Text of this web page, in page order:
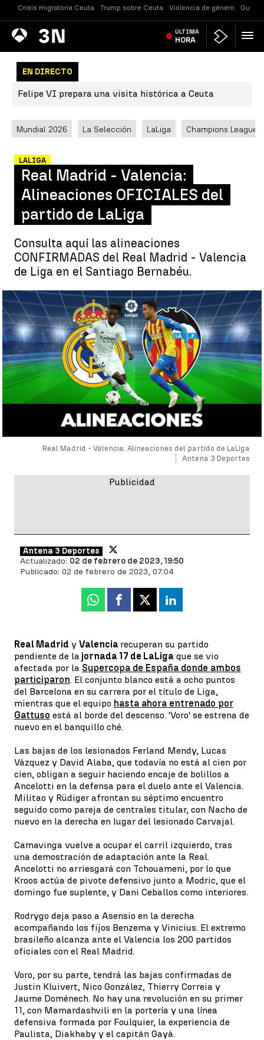
Crisis migratoria Ceuta Trump sobre Ceuta Violencia de género
Antena
3 Noticias ÚLTIMA
HORA
EN DIRECTO
Felipe VI prepara una visita histórica a Ceuta
Mundial 2026 La Selección LaLiga Champions League
LALIGA
Real Madrid - Valencia:
Alineaciones OFICIALES del
partido de LaLiga
Consulta aquí las alineaciones
CONFIRMADAS del Real Madrid - Valencia
de Liga en el Santiago Bernabéu.
Real Madrid - Valencia: Alineaciones del partido de LaLiga
Antena 3 Deportes
Antena 3 Deportes
Actualizado: 02 de febrero de 2023, 19:50
Publicado: 02 de febrero de 2023, 07:04
Whatsapp
Facebook
X Linkedin
Real Madrid y Valencia recuperan su partido
pendiente de la jornada 17 de LaLiga que se vio
afectada por la Supercopa de España donde ambos
participaron. El conjunto blanco está a ocho puntos
del Barcelona en su carrera por el título de Liga,
mientras que el equipo hasta ahora entrenado por
Gattuso está al borde del descenso. 'Voro' se estrena de
nuevo en el banquillo ché.
Las bajas de los lesionados Ferland Mendy, Lucas
Vázquez y David Alaba, que todavía no está al cien por
cien, obligan a seguir haciendo encaje de bolillos a
Ancelotti en la defensa para el duelo ante el Valencia.
Militao y Rüdiger afrontan su séptimo encuentro
seguido como pareja de centrales titular, con Nacho de
nuevo en la derecha en lugar del lesionado Carvajal.
Camavinga vuelve a ocupar el carril izquierdo, tras
una demostración de adaptación ante la Real.
Ancelotti no arriesgará con Tchouameni, por lo que
Kroos actúa de pivote defensivo junto a Modric, que el
domingo fue suplente, y Dani Ceballos como interiores.
Rodrygo deja paso a Asensio en la derecha
acompañando los fijos Benzema y Vinicius. El extremo
brasileño alcanza ante el Valencia los 200 partidos
oficiales con el Real Madrid.
Voro, por su parte, tendrá las bajas confirmadas de
Justin Kluivert, Nico González, Thierry Correia y
Jaume Doménech. No hay una revolución en su primer
11, con Mamardashvili en la portería y una línea
defensiva formada por Foulquier, la experiencia de
Paulista, Diakhaby y el capitán Gayà.